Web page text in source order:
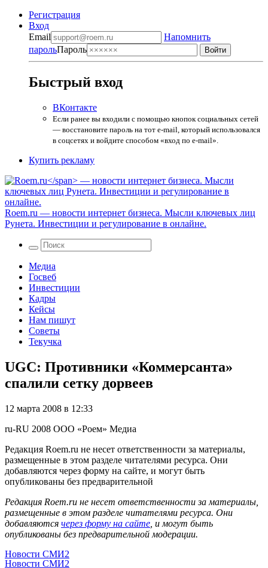
Регистрация
Вход
Email
Напомнить
парольПароль
Быстрый вход
ВКонтакте
Если ранее вы входили с помощью кнопок социальных сетей
— восстановите пароль на тот e-mail, который использовался
в соцсетях и войдите способом «вход по e-mail».
Купить рекламу
Roem.ru — новости интернет бизнеса. Мысли ключевых лиц
Рунета. Инвестиции и регулирование в онлайне.
Медиа
Госвеб
Инвестиции
Кадры
Кейсы
Нам пишут
Советы
Текучка
UGC: Противники «Коммерсанта»
спалили сетку дорвеев
12 марта 2008 в 12:33
ru-RU 2008 ООО «Роем» Медиа
Редакция Roem.ru не несет ответственности за материалы,
размещенные в этом разделе читателями ресурса. Они
добавляются через форму на сайте, и могут быть
опубликованы без предварительной
Редакция Roem.ru не несет ответственности за материалы,
размещенные в этом разделе читателями ресурса. Они
добавляются через форму на сайте , и могут быть
опубликованы без предварительной модерации.
Новости СМИ2
Новости СМИ2